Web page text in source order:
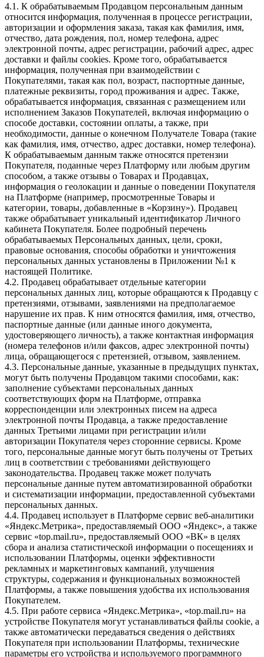
4.1. К обрабатываемым Продавцом персональным данным
относится информация, полученная в процессе регистрации,
авторизации и оформления заказа, такая как фамилия, имя,
отчество, дата рождения, пол, номер телефона, адрес
электронной почты, адрес регистрации, рабочий адрес, адрес
доставки и файлы cookies. Кроме того, обрабатывается
информация, полученная при взаимодействии с
Покупателями, такая как пол, возраст, паспортные данные,
платежные реквизиты, город проживания и адрес. Также,
обрабатывается информация, связанная с размещением или
исполнением Заказов Покупателей, включая информацию о
способе доставки, состоянии оплаты, а также, при
необходимости, данные о конечном Получателе Товара (такие
как фамилия, имя, отчество, адрес доставки, номер телефона).
К обрабатываемым данным также относятся претензии
Покупателя, поданные через Платформу или любым другим
способом, а также отзывы о Товарах и Продавцах,
информация о геолокации и данные о поведении Покупателя
на Платформе (например, просмотренные Товары и
категории, товары, добавленные в «Корзину»). Продавец
также обрабатывает уникальный идентификатор Личного
кабинета Покупателя. Более подробный перечень
обрабатываемых Персональных данных, цели, сроки,
правовые основания, способы обработки и уничтожения
персональных данных установлены в Приложении №1 к
настоящей Политике.
4.2. Продавец обрабатывает отдельные категории
персональных данных лиц, которые обращаются к Продавцу с
претензиями, отзывами, заявлениями на предполагаемое
нарушение их прав. К ним относятся фамилия, имя, отчество,
паспортные данные (или данные иного документа,
удостоверяющего личность), а также контактная информация
(номера телефонов и/или факсов, адрес электронной почты)
лица, обращающегося с претензией, отзывом, заявлением.
4.3. Персональные данные, указанные в предыдущих пунктах,
могут быть получены Продавцом такими способами, как:
заполнение субъектами персональных данных
соответствующих форм на Платформе, отправка
корреспонденции или электронных писем на адреса
электронной почты Продавца, а также предоставление
данных Третьими лицами при регистрации и/или
авторизации Покупателя через сторонние сервисы. Кроме
того, персональные данные могут быть получены от Третьих
лиц в соответствии с требованиями действующего
законодательства. Продавец также может получать
персональные данные путем автоматизированной обработки
и систематизации информации, предоставленной субъектами
персональных данных.
4.4. Продавец использует в Платформе сервис веб-аналитики
«Яндекс.Метрика», предоставляемый ООО «Яндекс», а также
сервис «top.mail.ru», предоставляемый ООО «ВК» в целях
сбора и анализа статистической информации о посещениях и
использовании Платформы, оценки эффективности
рекламных и маркетинговых кампаний, улучшения
структуры, содержания и функциональных возможностей
Платформы, а также повышения удобства их использования
Покупателем.
4.5. При работе сервиса «Яндекс.Метрика», «top.mail.ru» на
устройстве Покупателя могут устанавливаться файлы cookie, а
также автоматически передаваться сведения о действиях
Покупателя при использовании Платформы, технические
параметры его устройства и используемого программного